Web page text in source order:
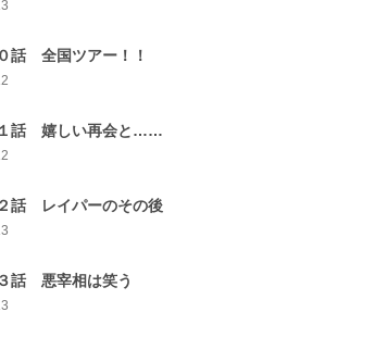
話 全国ツアー！！
話 嬉しい再会と……
話 レイパーのその後
話 悪宰相は笑う